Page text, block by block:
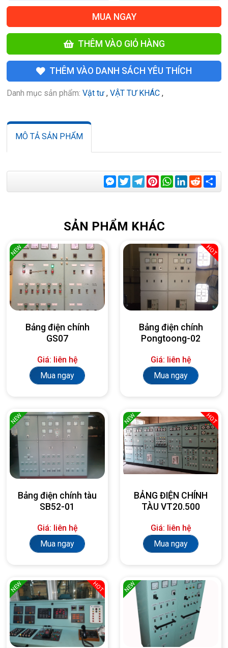
MUA NGAY
THÊM VÀO GIỎ HÀNG
THÊM VÀO DANH SÁCH YÊU THÍCH
Danh mục sản phẩm: Vật tư , VẬT TƯ KHÁC ,
MÔ TẢ SẢN PHẨM
Messenger
TwitterTelegram
Pinterest
WhatsApp
LinkedIn
Reddit
SẢN PHẨM KHÁC
NEW
Bảng điện chính
GS07
Giá: liên hệ
Mua ngay
HOT
Bảng điện chính
Pongtoong-02
Giá: liên hệ
Mua ngay
NEW
Bảng điện chính tàu
SB52-01
Giá: liên hệ
Mua ngay
NEW HOT
BẢNG ĐIỆN CHÍNH
TÀU VT20.500
Giá: liên hệ
Mua ngay
NEW HOT NEW